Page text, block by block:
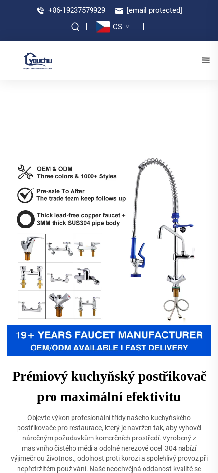
+86-19237579929
[email protected]
CS
Prémiový kuchyňský postřikovač
pro maximální efektivitu
Objevte výkon profesionální třídy našeho kuchyňského
postřikovače pro restaurace, který je navržen tak, aby vyhověl
náročným požadavkům komerčních prostředí. Vyrobený z
masivního čistého mědi a odolné nerezové oceli 304 nabízí
výjimečnou životnost, odolnost proti korozi a spolehlivý provoz při
nepřetržitém používání. Naše neochvějná oddanost kvalitě se